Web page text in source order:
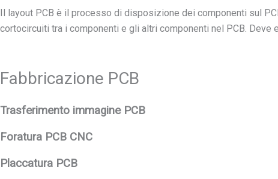
Il layout PCB è il processo di disposizione dei componenti sul
cortocircuiti tra i componenti e gli altri componenti nel PCB.
Fabbricazione PCB
Trasferimento immagine PCB
Foratura PCB CNC
Placcatura PCB